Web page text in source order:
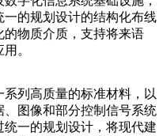
的规划设计的结构化布线
物质介质，支持将来语
。
列高质量的标准材料，以
图像和部分控制信号系统
一的规划设计，将现代建